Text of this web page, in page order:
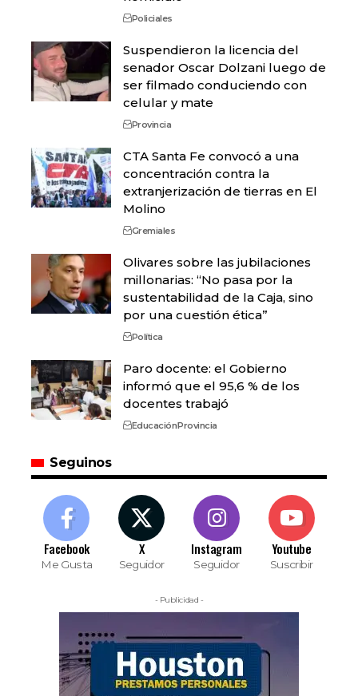
Policiales
Suspendieron la licencia del
senador Oscar Dolzani luego de
ser filmado conduciendo con
celular y mate
Provincia
CTA Santa Fe convocó a una
concentración contra la
extranjerización de tierras en El
Molino
Gremiales
Olivares sobre las jubilaciones
millonarias: “No pasa por la
sustentabilidad de la Caja, sino
por una cuestión ética”
Política
Paro docente: el Gobierno
informó que el 95,6 % de los
docentes trabajó
EducaciónProvincia
Seguinos
Facebook
Me Gusta
X
Seguidor
Instagram
Seguidor
Youtube
Suscribir
- Publicidad -